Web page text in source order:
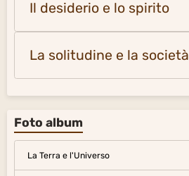
Il desiderio e lo spirito
La solitudine e la società
Foto album
La Terra e l'Universo